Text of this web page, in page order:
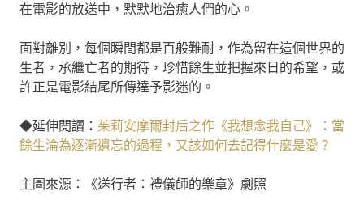
在電影的放送中，默默地治癒人們的心。
面對離別，每個瞬間都是百般難耐，作為留在這個世界的
生者，承繼亡者的期待，珍惜餘生並把握來日的希望，或
許正是電影結尾所傳達予影迷的。
◆延伸閱讀： 茱莉安摩爾封后之作《我想念我自己》：當
餘生淪為逐漸遺忘的過程，又該如何去記得什麼是愛？
主圖來源：《送行者：禮儀師的樂章》劇照